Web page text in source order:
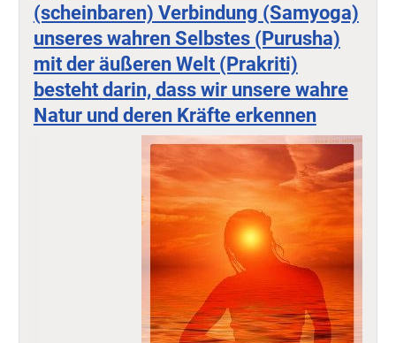
(scheinbaren) Verbindung (Samyoga)
unseres wahren Selbstes (Purusha)
mit der äußeren Welt (Prakriti)
besteht darin, dass wir unsere wahre
Natur und deren Kräfte erkennen